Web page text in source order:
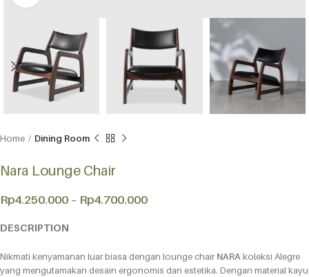
Home Dining Room
Nara Lounge Chair
Rp4.250.000 – Rp4.700.000
DESCRIPTION
Nikmati kenyamanan luar biasa dengan lounge chair NARAkoleksi Alegre
yang mengutamakan desain ergonomis dan estetika. Dengan material kayu